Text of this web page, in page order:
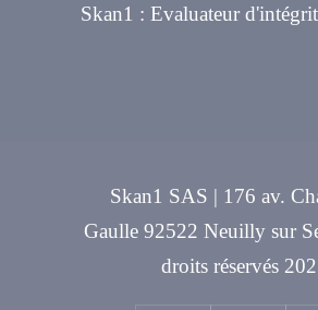
Skan1 : Evaluateur
Skan1 SAS | 176 av.
Gaulle 92522 Neuilly sur
droits réservés